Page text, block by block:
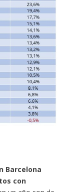
Barcelona
con